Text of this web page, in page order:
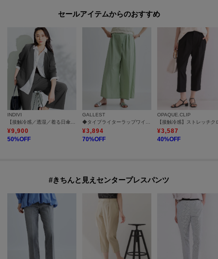
セールアイテムからのおすすめ
INDIVI
【接触冷感／透湿／着る日傘】ノーカラージャケット
¥9,900
50%OFF
GALLEST
◆タイプライターラップワイドパンツ
¥3,894
70%OFF
OPAQUE.CLIP
¥3,587
40%OFF
#きちんと見えセンタープレスパンツ